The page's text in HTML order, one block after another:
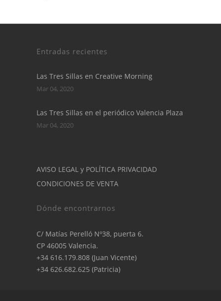
Entradas recientes
Las Tres Sillas en Creative Morning
Mar 04, 2020
Las Tres Sillas en el periódico Valencia Plaza
Mar 04, 2020
AVISO LEGAL y POLÍTICA PRIVACIDAD
CONDICIONES DE VENTA
Dónde encontrarnos
C/ Matías Perelló Nº38, puerta 6.
CP 46005 Valencia.
+34 616.179.808 (Juan Vicente)
+34 626.682.625 (Patricia)